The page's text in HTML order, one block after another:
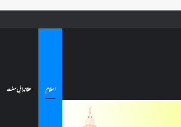
جائے گا؟فنائے مسجد کسے کہتے ہیں ، اور کیا معتکف فنائے مسجد میں جا سکتا ہے؟
اسلام عقائد اہل سنت